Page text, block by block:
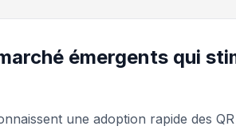
émergents qui
une adoption rapide des